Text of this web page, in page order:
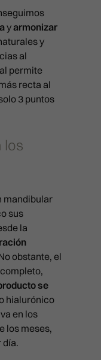
yarmonizar
y
al
permite
recta al
3 puntos
los
mandibular
sus
la
obstante, el
se
hialurónico
en los
los meses,
día.
(ARRUGAS)
EYES
DE BARRAS
TENSORES
BOOST
ELIMINACIÓN DE
DIAMOND
SPLENDOR
LIFT
BLACK DIAMOND
DIAMOND
LIGHT
CORPORAL
X-FULL
FULL
LEGACY
DE
Y PROTOCOLOS
(LÁSER BAJA POTENCIA)
Y VITAMINAS
CAPILAR
ESTÉTICOS
CAPILAR
CAPILAR PLUS
DIAMOND
REGALO
AL PACIENTE